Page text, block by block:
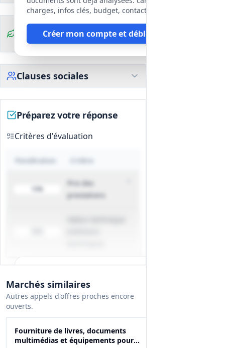
bibliographiques/publicitaires.
Conseil et participation aux recherches
bibliographiques et possibilité
d'organisation de sélections sur place
(prise en charge des frais de
déplacement/hébergement pour deux
bibliothécaires, deux fois par an, si
charges, infos clés, budget, contact, etc
Créer mon compte et débloquer
Clauses
environnementales
Clauses sociales
Préparez votre réponse
Critères d'évaluation
Pondération Critère
Prix des
prestations
Gagnez du temps, toutes les infos des
documents sont déjà analysées: cahier des
Créer mon compte et débloquer
Marchés similaires
Autres appels d'offres proches encore
ouverts.
Fourniture de livres, documents
multimédias et équipements pour